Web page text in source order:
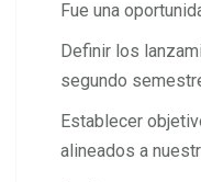
Fue una
Definir los
segundo
Establecer
alineados a